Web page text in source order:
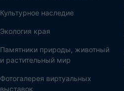
Культурное наследие
Экология края
Памятники природы, животный
и растительный мир
Фотогалерея виртуальных
выставок